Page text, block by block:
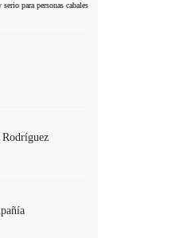
para personas cabales